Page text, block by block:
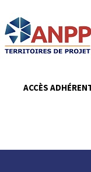
t
A
N
P
P
ACCÈS